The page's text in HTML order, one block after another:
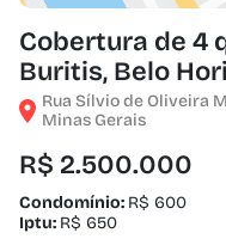
Cobertura de 4
Buritis, Belo
Rua Sílvio de Oliveira
Minas Gerais
R$ 2.500.000
Condomínio: R$ 600
Iptu: R$ 650